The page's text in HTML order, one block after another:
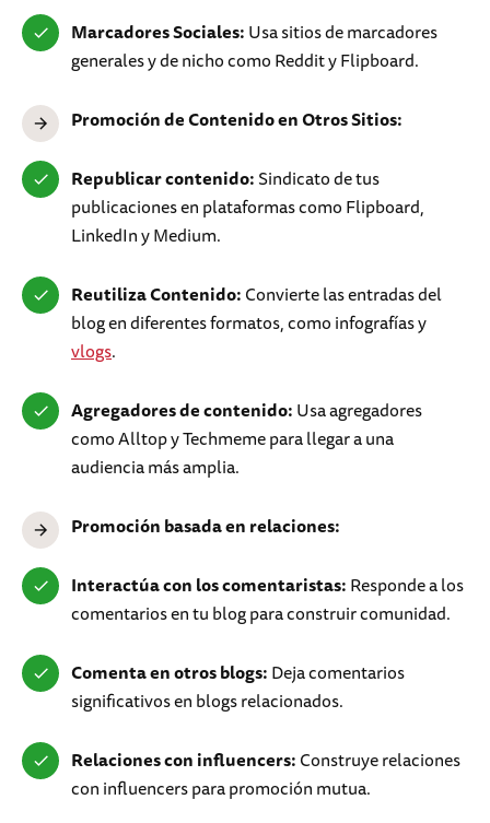
Marcadores Sociales:Usa sitios de marcadores
generales y de nicho como Reddit y Flipboard.
Promoción de Contenido en Otros Sitios:
Republicar contenido:Sindicato de tus
publicaciones en plataformas como Flipboard,
LinkedIn y Medium.
Reutiliza Contenido:Convierte las entradas del
blog en diferentes formatos, como infografías y
vlogs.
Agregadores de contenido:Usa agregadores
como Alltop y Techmeme para llegar a una
audiencia más amplia.
Promoción basada en relaciones:
Interactúa con los comentaristas:Responde a los
comentarios en tu blog para construir comunidad.
Comenta en otros blogs:Deja comentarios
significativos en blogs relacionados.
Relaciones con influencers:Construye relaciones
con influencers para promoción mutua.